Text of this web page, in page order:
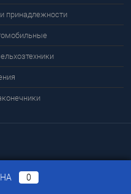
принадлежности
0